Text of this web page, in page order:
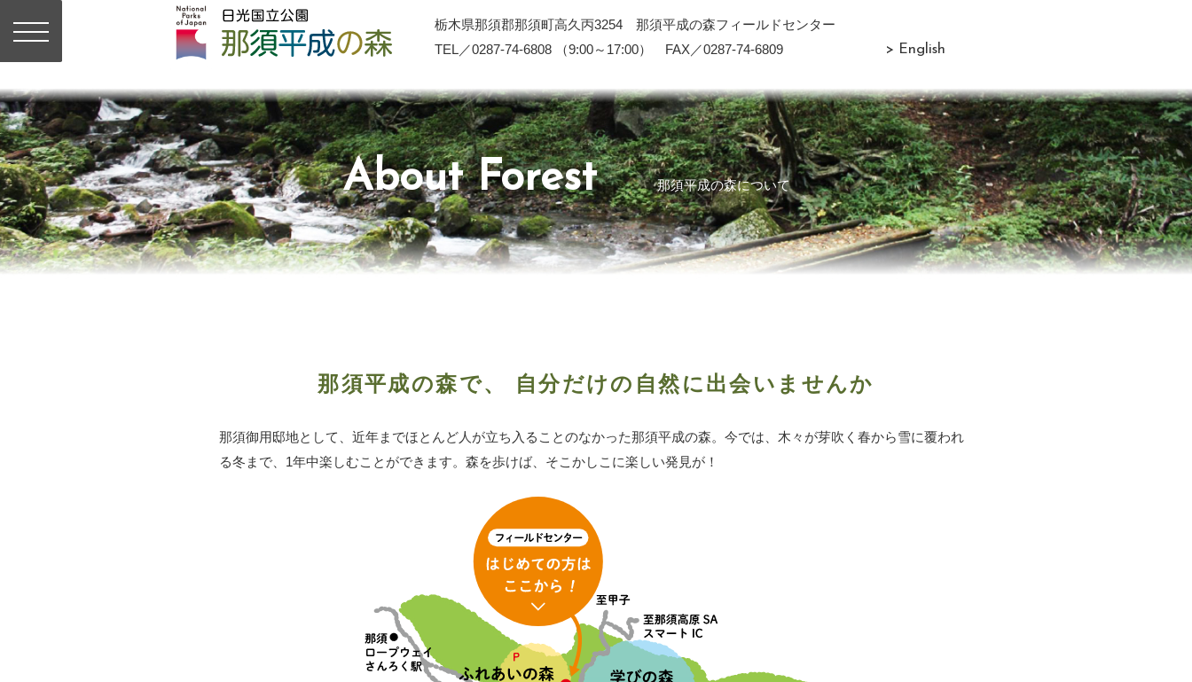
栃木県那須郡那須町高久丙3254 那須平成の森フィールドセンター
TEL／0287-74-6808 （9:00～17:00） FAX／0287-74-6809
> English
About Forest 那須平成の森について
那須平成の森で、 自分だけの自然に出会いませんか
那須御用邸地として、近年までほとんど人が立ち入ることのなかった那須平成の森。今では、木々が芽吹く春から雪に覆われ
る冬まで、1年中楽しむことができます。森を歩けば、そこかしこに楽しい発見が！